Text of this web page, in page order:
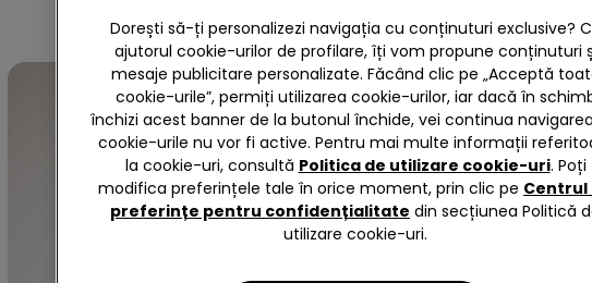
Dorești să-ți personalizezi navigația cu conținuturi exclusive?
ajutorul cookie-urilor de profilare, îți vom propune conținuturi
mesaje publicitare personalizate. Făcând clic pe „Acceptă
cookie-urile”, permiți utilizarea cookie-urilor, iar dacă în
închizi acest banner de la butonul închide, vei continua
cookie-urile nu vor fi active. Pentru mai multe informații
la cookie-uri, consultă Politica de utilizare cookie-uri. Poți
modifica preferințele tale în orice moment, prin clic pe Centrul
preferințe pentru confidențialitate din secțiunea Politică
utilizare cookie-uri.